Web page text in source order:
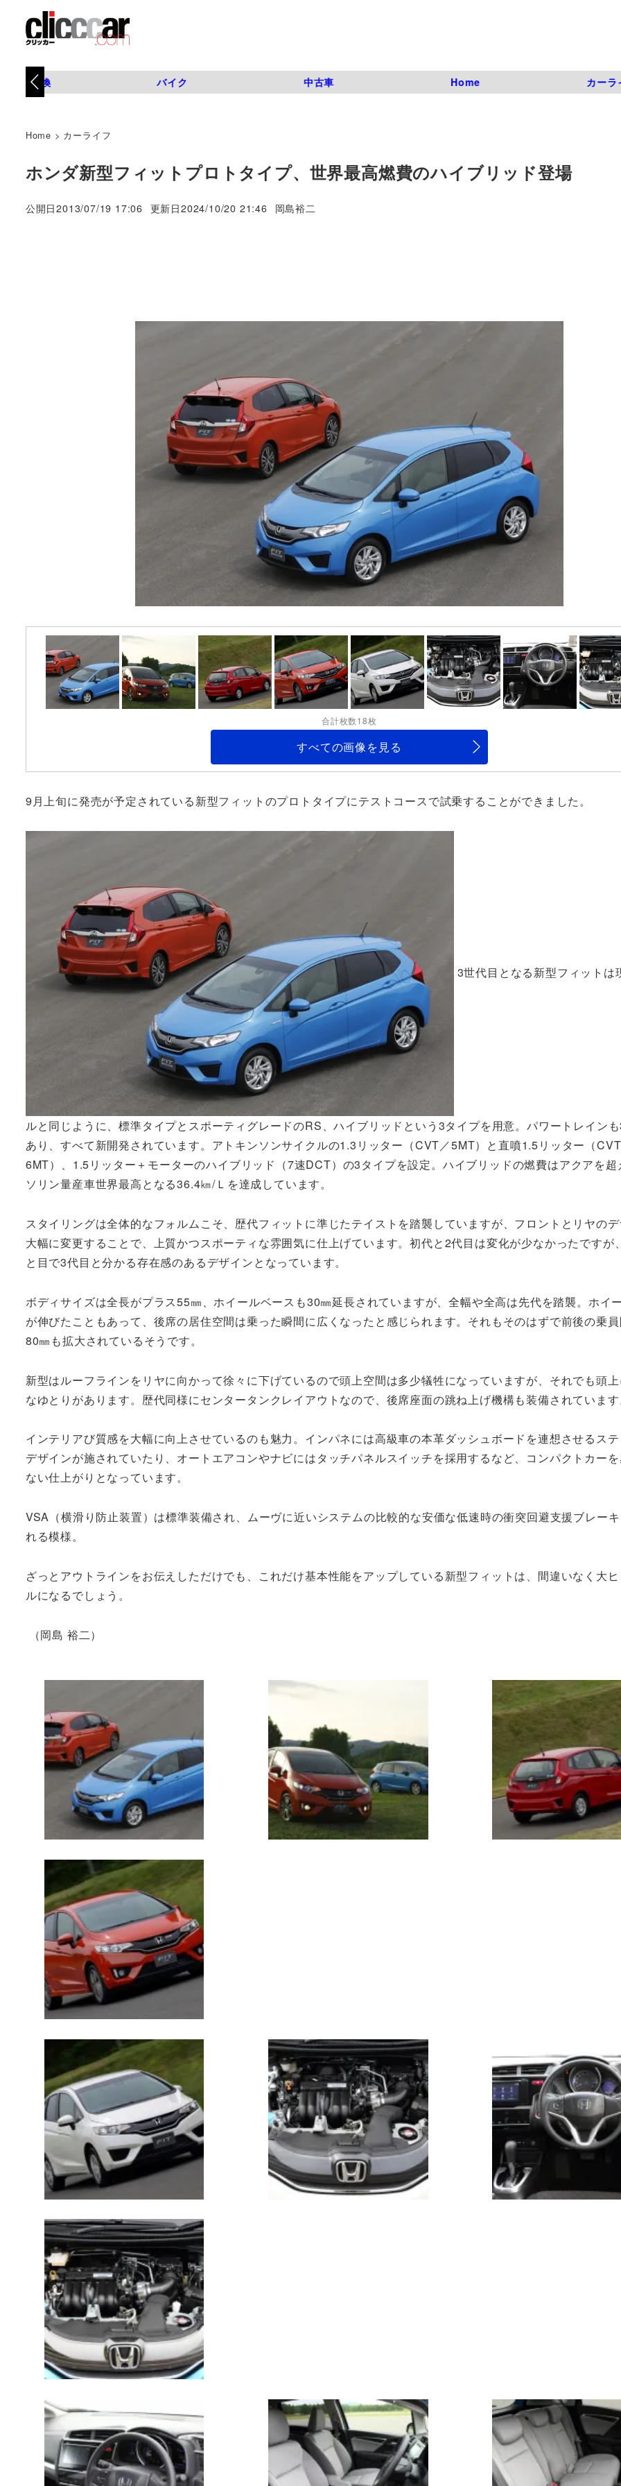
タイヤ交換 バイク 中古車 Home カーラ
Home > カーライフ
ホンダ新型フィットプロトタイプ、世界最高燃費のハイブリッド登場
公開日2013/07/19 17:06 更新日2024/10/20 21:46
著
岡島裕二
合計枚数18枚
すべての画像を見る
9月上旬に発売が予定されている新型フィットのプロトタイプにテストコースで試乗することができました。
3世代目となる新型フィットは
ルと同じように、標準タイプとスポーティグレードのRS、ハイブリッドという3タイプを用意。パワートレイン
あり、すべて新開発されています。アトキンソンサイクルの1.3リッター（CVT／5MT）と直噴1.5リッター（
6MT）、1.5リッター＋モーターのハイブリッド（7速DCT）の3タイプを設定。ハイブリッドの燃費はアクアを超
ソリン量産車世界最高となる36.4㎞/Ｌを達成しています。
スタイリングは全体的なフォルムこそ、歴代フィットに準じたテイストを踏襲していますが、フロントとリヤの
大幅に変更することで、上質かつスポーティな雰囲気に仕上げています。初代と2代目は変化が少なかったですが
と目で3代目と分かる存在感のあるデザインとなっています。
ボディサイズは全長がプラス55㎜、ホイールベースも30㎜延長されていますが、全幅や全高は先代を踏襲。ホイ
が伸びたこともあって、後席の居住空間は乗った瞬間に広くなったと感じられます。それもそのはずで前後の乗
80㎜も拡大されているそうです。
新型はルーフラインをリヤに向かって徐々に下げているので頭上空間は多少犠牲になっていますが、それでも頭
なゆとりがあります。歴代同様にセンタータンクレイアウトなので、後席座面の跳ね上げ機構も装備されていま
インテリアび質感を大幅に向上させているのも魅力。インパネには高級車の本革ダッシュボードを連想させるス
デザインが施されていたり、オートエアコンやナビにはタッチパネルスイッチを採用するなど、コンパクトカー
ない仕上がりとなっています。
VSA（横滑り防止装置）は標準装備され、ムーヴに近いシステムの比較的な安価な低速時の衝突回避支援ブレー
れる模様。
ざっとアウトラインをお伝えしただけでも、これだけ基本性能をアップしている新型フィットは、間違いなく大
ルになるでしょう。
（岡島 裕二）